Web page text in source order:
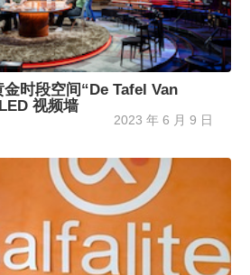
时段空间“De Tafel Van
视频墙
2023 年 6 月 9 日